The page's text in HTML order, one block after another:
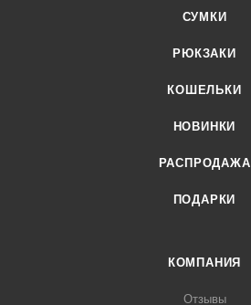
СУМКИ
РЮКЗАКИ
КОШЕЛЬКИ
НОВИНКИ
РАСПРОДАЖА
ПОДАРКИ
КОМПАНИЯ
Отзывы